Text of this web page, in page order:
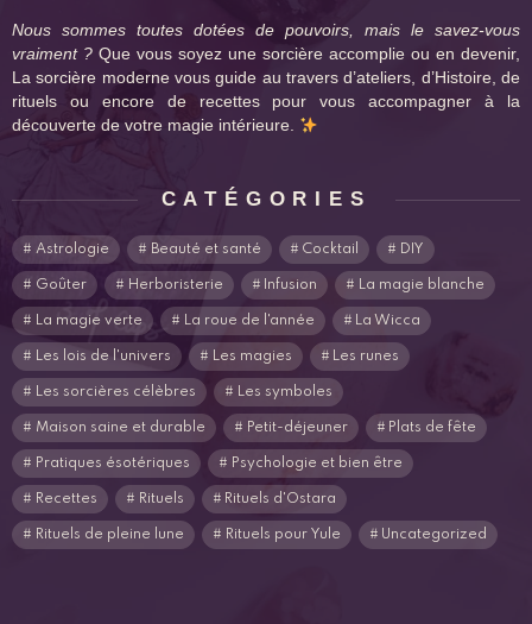
Nous sommes toutes dotées de pouvoirs, mais le savez-vous
vraiment ? Que vous soyez une sorcière accomplie ou en devenir,
La sorcière moderne vous guide au travers d’ateliers, d’Histoire, de
rituels ou encore de recettes pour vous accompagner à la
découverte de votre magie intérieure.
CATÉGORIES
Astrologie Beauté et santé Cocktail DIY
Goûter Herboristerie Infusion La magie blanche
La magie verte La roue de l'année La Wicca
Les lois de l'univers Les magies Les runes
Les sorcières célèbres Les symboles
Maison saine et durable Petit-déjeuner Plats de fête
Pratiques ésotériques Psychologie et bien être
Recettes Rituels Rituels d'Ostara
Rituels de pleine lune Rituels pour Yule Uncategorized